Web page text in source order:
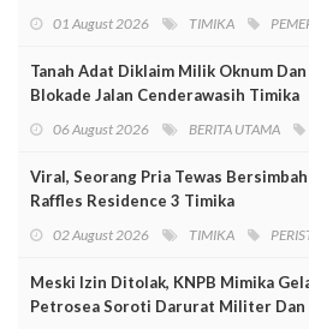
01 August 2026 TIMIKA
Tanah Adat Diklaim Milik Oknum
Blokade Jalan Cenderawasih Timika
06 August 2026 BERITA UTAMA
Viral, Seorang Pria Tewas
Raffles Residence 3 Timika
02 August 2026 TIMIKA
Meski Izin Ditolak, KNPB Mimika
Petrosea Soroti Darurat Militer Dan